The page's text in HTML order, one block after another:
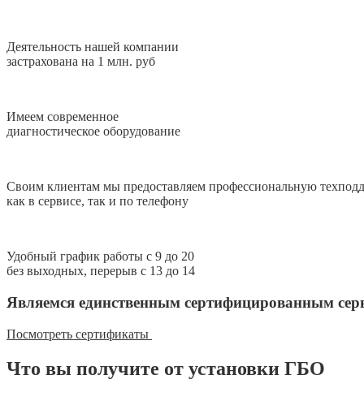
Деятельность нашей компании
застрахована на 1 млн. руб
Имеем современное
диагностическое оборудование
Своим клиентам мы предоставляем профессиональную
как в сервисе, так и по телефону
Удобный график работы с 9 до 20
без выходных, перерыв с 13 до 14
Являемся единственным сертифицированным
Посмотреть сертификаты
Что вы получите от установки ГБО